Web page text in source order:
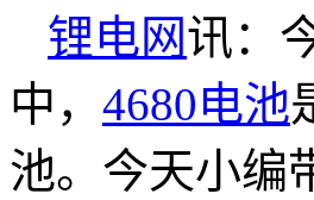
锂电网讯：
中， 4680电池
池。今天小编